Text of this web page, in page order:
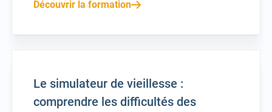
Découvrir la formation
Le simulateur de vieillesse :
comprendre les difficultés des